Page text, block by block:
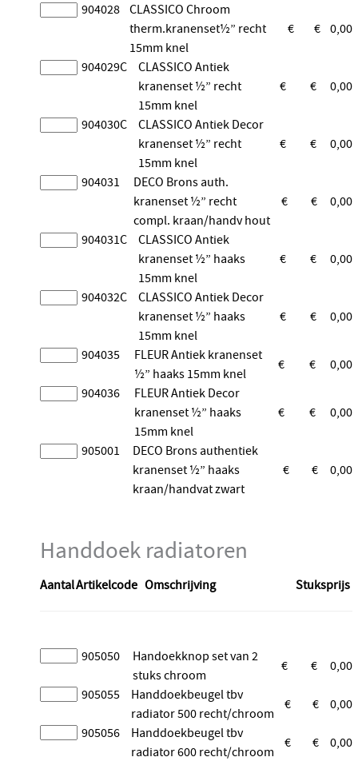
904028
CLASSICO Chroom
therm.kranenset½” recht
15mm knel
€ € 0,00
904029C
CLASSICO Antiek
kranenset ½” recht
15mm knel
€ € 0,00
904030C
CLASSICO Antiek Decor
kranenset ½” recht
15mm knel
€ € 0,00
904031
DECO Brons auth.
kranenset ½” recht
compl. kraan/handv hout
€ € 0,00
904031C
CLASSICO Antiek
kranenset ½” haaks
15mm knel
€ € 0,00
904032C
CLASSICO Antiek Decor
kranenset ½” haaks
15mm knel
€ € 0,00
904035
FLEUR Antiek kranenset
½” haaks 15mm knel
€ €
0,00
904036
FLEUR Antiek Decor
kranenset ½” haaks
15mm knel
€ € 0,00
905001
DECO Brons authentiek
kranenset ½” haaks
kraan/handvat zwart
€ € 0,00
Handdoek radiatoren
AantalArtikelcode Omschrijving Stuksprijs
905050
Handoekknop set van 2
stuks chroom
€ €
0,00
905055
Handdoekbeugel tbv
radiator 500 recht/chroom
€ €
0,00
905056
Handdoekbeugel tbv
radiator 600 recht/chroom
€ €
0,00